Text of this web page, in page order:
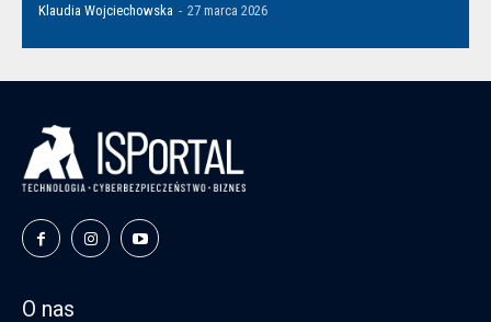
Klaudia Wojciechowska - 27 marca 2026
O nas